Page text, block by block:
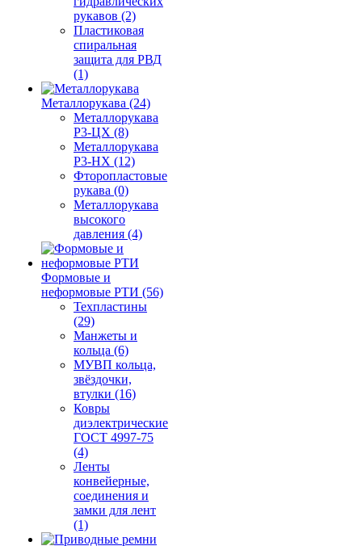
рукавов (2)
Пластиковая
спиральная
защита для РВД
(1)
Металлорукава (24)
Металлорукава
Р3-ЦХ (8)
Металлорукава
Р3-НХ (12)
Фторопластовые
рукава (0)
Металлорукава
высокого
давления (4)
Формовые и
неформовые РТИ (56)
Техпластины
(29)
Манжеты и
кольца (6)
МУВП кольца,
звёздочки,
втулки (16)
Ковры
диэлектрические
ГОСТ 4997-75
(4)
Ленты
конвейерные,
соединения и
замки для лент
(1)